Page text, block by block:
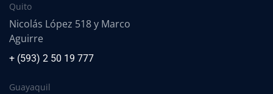
Quito
Nicolás López 518 y Marco
Aguirre
+ (593) 2 50 19 777
Guayaquil